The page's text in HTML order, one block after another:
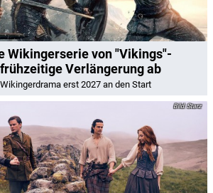
Wikingerserie von "Vikings"-
Verlängerung ab
erst 2027 an den Start
Starz